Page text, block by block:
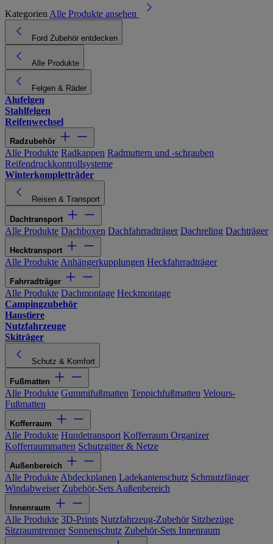
Kategorien Alle Produkte ansehen
Ford Zubehör entdecken
Alle Produkte
Felgen & Räder
Alufelgen
Stahlfelgen
Reifenwechsel
Radzubehör
Alle Produkte Radkappen Radmuttern und -schrauben
Reifendruckkontrollsysteme
Winterkompletträder
Reisen & Transport
Dachtransport
Alle Produkte Dachboxen Dachfahrradträger Dachreling Dachträger
Hecktransport
Alle Produkte Anhängerkupplungen Heckfahrradträger
Fahrradträger
Alle Produkte Dachmontage Heckmontage
Campingzubehör
Haustiere
Nutzfahrzeuge
Skiträger
Schutz & Komfort
Fußmatten
Alle Produkte Gummifußmatten Teppichfußmatten Velours-
Fußmatten
Kofferraum
Alle Produkte Hundetransport Kofferraum Organizer
Kofferraummatten Schutzgitter & Netze
Außenbereich
Alle Produkte Abdeckplanen Ladekantenschutz Schmutzfänger
Windabweiser Zubehör-Sets Außenbereich
Innenraum
Alle Produkte 3D-Prints Nutzfahrzeug-Zubehör Sitzbezüge
Sitzraumtrenner Sonnenschutz Zubehör-Sets Innenraum